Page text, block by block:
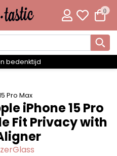
0
unieke designs
Pro Max
iPhone 15 Pro
Fit Privacy with